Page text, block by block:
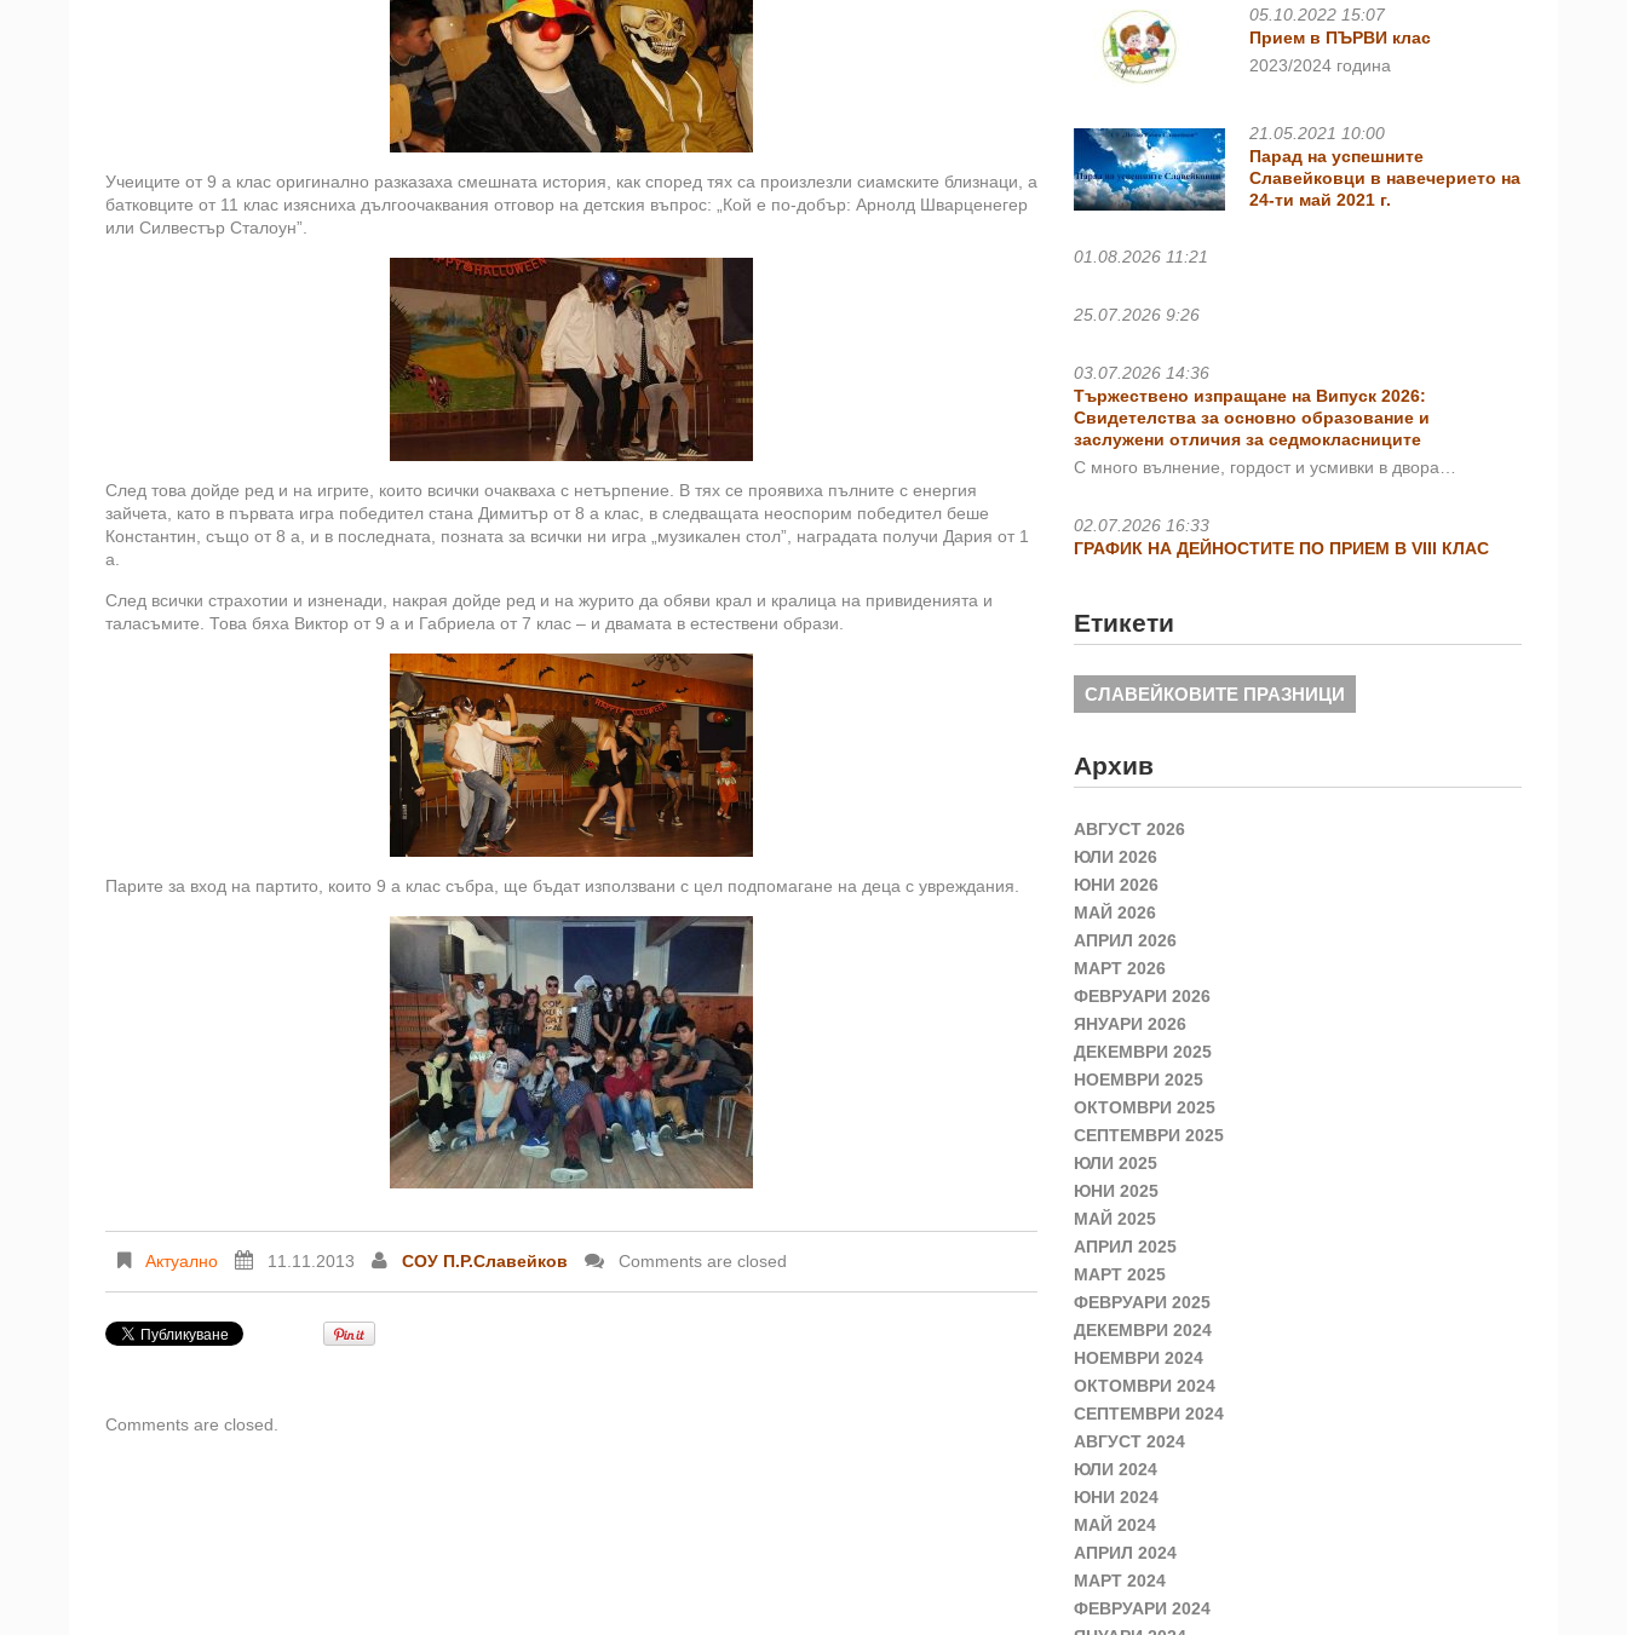
Учеиците от 9 а клас оригинално разказаха смешната история, как според тях са произлезли сиамските близнаци, а
батковците от 11 клас изясниха дългоочаквания отговор на детския въпрос: „Кой е по-добър: Арнолд Шварценегер
или Силвестър Сталоун”.
След това дойде ред и на игрите, които всички очакваха с нетърпение. В тях се проявиха пълните с енергия
зайчета, като в първата игра победител стана Димитър от 8 а клас, в следващата неоспорим победител беше
Константин, също от 8 а, и в последната, позната за всички ни игра „музикален стол”, наградата получи Дария от 1
а.
След всички страхотии и изненади, накрая дойде ред и на журито да обяви крал и кралица на привиденията и
таласъмите. Това бяха Виктор от 9 а и Габриела от 7 клас – и двамата в естествени образи.
Парите за вход на партито, които 9 а клас събра, ще бъдат използвани с цел подпомагане на деца с увреждания.
Актуално 11.11.2013 СОУ П.Р.Славейков Comments are closed
Comments are closed.
05.10.2022 15:07
Прием в ПЪРВИ клас
2023/2024 година
21.05.2021 10:00
Парад на успешните
Славейковци в навечерието на
24-ти май 2021 г.
01.08.2026 11:21
25.07.2026 9:26
03.07.2026 14:36
Тържествено изпращане на Випуск 2026:
Свидетелства за основно образование и
заслужени отличия за седмокласниците
С много вълнение, гордост и усмивки в двора…
02.07.2026 16:33
ГРАФИК НА ДЕЙНОСТИТЕ ПО ПРИЕМ В VIII КЛАС
Етикети
СЛАВЕЙКОВИТЕ ПРАЗНИЦИ
Архив
АВГУСТ 2026
ЮЛИ 2026
ЮНИ 2026
МАЙ 2026
АПРИЛ 2026
МАРТ 2026
ФЕВРУАРИ 2026
ЯНУАРИ 2026
ДЕКЕМВРИ 2025
НОЕМВРИ 2025
ОКТОМВРИ 2025
СЕПТЕМВРИ 2025
ЮЛИ 2025
ЮНИ 2025
МАЙ 2025
АПРИЛ 2025
МАРТ 2025
ФЕВРУАРИ 2025
ДЕКЕМВРИ 2024
НОЕМВРИ 2024
ОКТОМВРИ 2024
СЕПТЕМВРИ 2024
АВГУСТ 2024
ЮЛИ 2024
ЮНИ 2024
МАЙ 2024
АПРИЛ 2024
МАРТ 2024
ФЕВРУАРИ 2024